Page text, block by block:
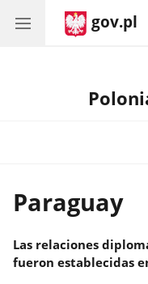
gov.pl
Paraguay
Las relaciones
fueron establecidas